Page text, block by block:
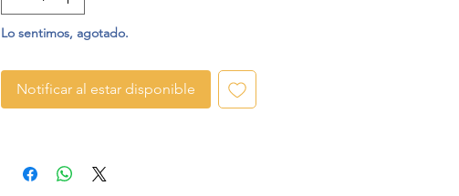
tranquila y equilibrada.
Lo sentimos, agotado.
Notificar al estar disponible